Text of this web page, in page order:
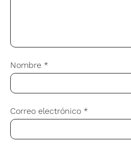
Nombre *
Correo electrónico *